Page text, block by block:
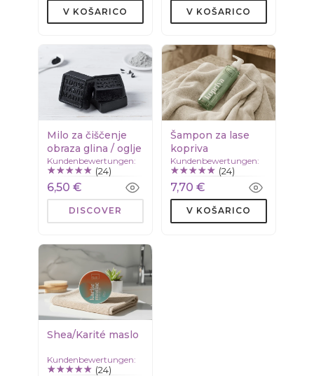
V KOŠARICO V KOŠARICO
Milo za čiščenje
obraza glina / oglje
Kundenbewertungen:
(24)
6,50 €
DISCOVER
Šampon za lase
kopriva
Kundenbewertungen:
(24)
7,70 €
V KOŠARICO
Shea/Karité maslo
Kundenbewertungen:
(24)